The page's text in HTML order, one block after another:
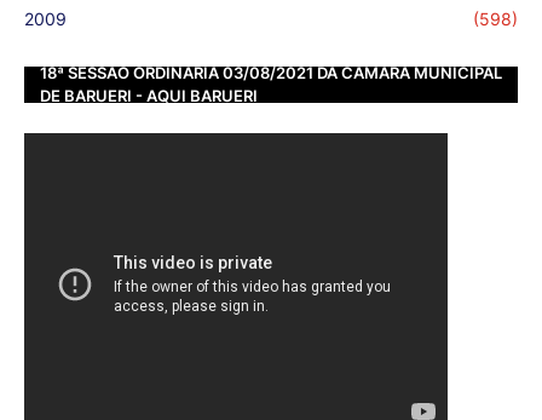
2009 (598)
18ª SESSÃO ORDINÁRIA 03/08/2021 DA CÂMARA MUNICIPAL
DE BARUERI - AQUI BARUERI